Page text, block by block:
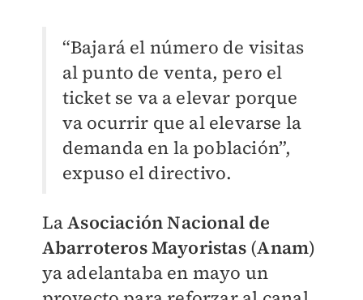
“Bajará el número de visitas
al punto de venta, pero el
ticket se va a elevar porque
va ocurrir que al elevarse la
demanda en la población”,
expuso el directivo.
LaAsociación Nacional de
Abarroteros Mayoristas(Anam)
ya adelantaba en mayo un